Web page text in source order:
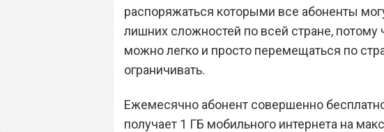
распоряжаться которыми все абоненты
лишних сложностей по всей стране, потому
можно легко и просто перемещаться по
ограничивать.
Ежемесячно абонент совершенно
получает 1 ГБ мобильного интернета на